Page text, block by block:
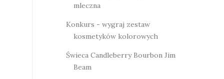
mleczna
Konkurs - wygraj zestaw
kosmetyków kolorowych
Świeca Candleberry Bourbon Jim
Beam